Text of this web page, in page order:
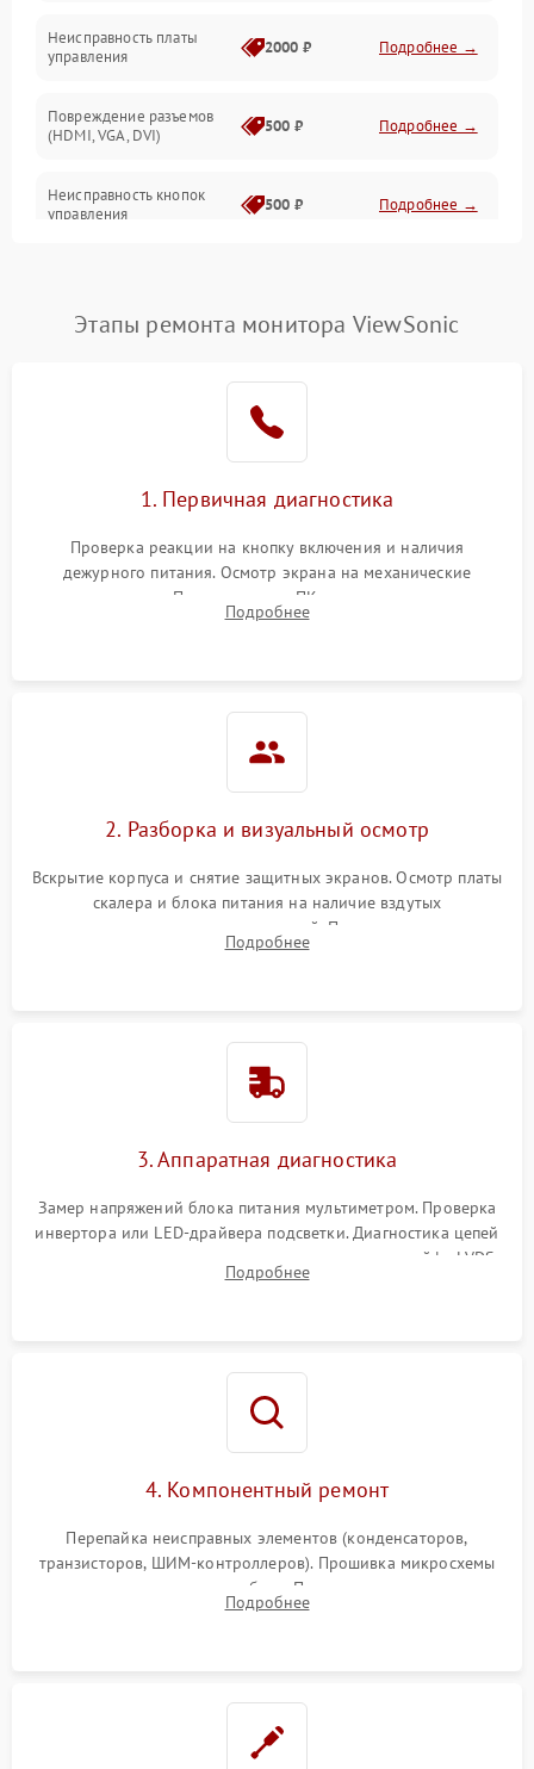
Неисправность платы
управления
2000 ₽ Подробнее →
Повреждение разъемов
(HDMI, VGA, DVI)
500 ₽ Подробнее →
Неисправность кнопок
управления
500 ₽ Подробнее →
Повреждение кабеля
1000 ₽
Поломка системы
автоматического
1000 ₽ Подробнее →
Неисправность системы
1000 ₽
защиты от замыкания
1000 ₽ Подробнее →
1000 ₽
Поломка системы защиты
Этапы ремонта монитора ViewSonic
1. Первичная диагностика
Проверка реакции на кнопку включения и наличия
дежурного питания. Осмотр экрана на механические
повреждения. Подключение к ПК для оценки вывода
изображения, работы подсветки и выявления артефактов на
Подробнее
2. Разборка и визуальный осмотр
Вскрытие корпуса и снятие защитных экранов. Осмотр платы
скалера и блока питания на наличие вздутых
конденсаторов, прогаров, окислений. Проверка надежности
контактов и целостности шлейфов матрицы.
Подробнее
3. Аппаратная диагностика
Замер напряжений блока питания мультиметром. Проверка
инвертора или LED-драйвера подсветки. Диагностика цепей
питания скалера и тестирование сигналов на шлейфе LVDS
Подробнее
4. Компонентный ремонт
Перепайка неисправных элементов (конденсаторов,
транзисторов, ШИМ-контроллеров). Прошивка микросхемы
памяти при программных сбоях. При поломке подсветки —
разборка матрицы и замена выгоревших светодиодов.
Подробнее